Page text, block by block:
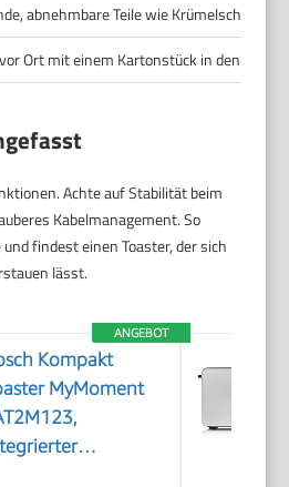
abnehmbare Teile wie Krümelschublade
Ort mit einem Kartonstück in den
Achte auf Stabilität beim
Kabelmanagement. So
findest einen Toaster, der sich
lässt.
ANGEBOT
Kompakt
MyMoment